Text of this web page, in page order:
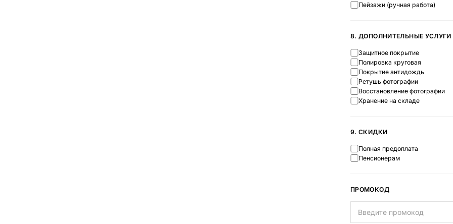
Пейзажи (ручная работа)
8. ДОПОЛНИТЕЛЬНЫЕ УСЛУГИ
Защитное покрытие
Полировка круговая
Покрытие антидождь
Ретушь фотографии
Восстановление фотографии
Хранение на складе
9. СКИДКИ
Полная предоплата
Пенсионерам
ПРОМОКОД